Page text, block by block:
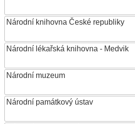
Národní knihovna České republiky
Národní lékařská knihovna - Medvik
Národní muzeum
Národní památkový ústav